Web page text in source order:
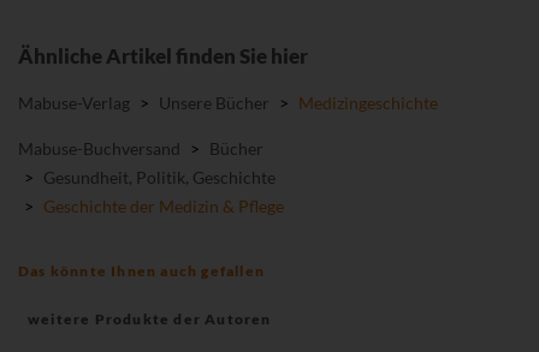
Ähnliche Artikel finden Sie hier
Mabuse-Verlag > Unsere Bücher > Medizingeschichte
Mabuse-Buchversand > Bücher
> Gesundheit, Politik, Geschichte
> Geschichte der Medizin & Pflege
Das könnte Ihnen auch gefallen
weitere Produkte der Autoren